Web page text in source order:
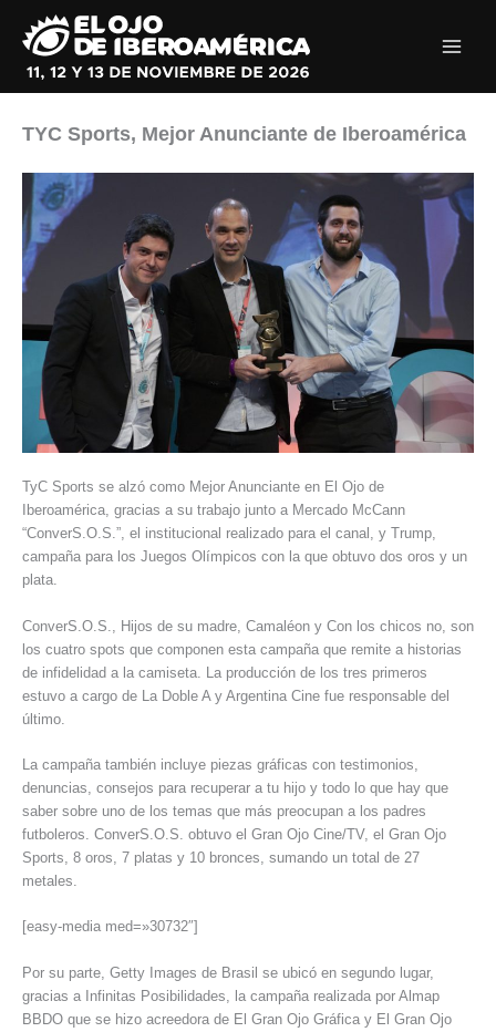
contenido
TYC Sports, Mejor Anunciante de Iberoamérica
TyC Sports se alzó como Mejor Anunciante en El Ojo de
Iberoamérica, gracias a su trabajo junto a Mercado McCann
“ConverS.O.S.”, el institucional realizado para el canal, y Trump,
campaña para los Juegos Olímpicos con la que obtuvo dos oros y un
plata.
ConverS.O.S., Hijos de su madre, Camaléon y Con los chicos no, son
los cuatro spots que componen esta campaña que remite a historias
de infidelidad a la camiseta. La producción de los tres primeros
estuvo a cargo de La Doble A y Argentina Cine fue responsable del
último.
La campaña también incluye piezas gráficas con testimonios,
denuncias, consejos para recuperar a tu hijo y todo lo que hay que
saber sobre uno de los temas que más preocupan a los padres
futboleros. ConverS.O.S. obtuvo el Gran Ojo Cine/TV, el Gran Ojo
Sports, 8 oros, 7 platas y 10 bronces, sumando un total de 27
metales.
[easy-media med=»30732″]
Por su parte, Getty Images de Brasil se ubicó en segundo lugar,
gracias a Infinitas Posibilidades, la campaña realizada por Almap
BBDO que se hizo acreedora de El Gran Ojo Gráfica y El Gran Ojo